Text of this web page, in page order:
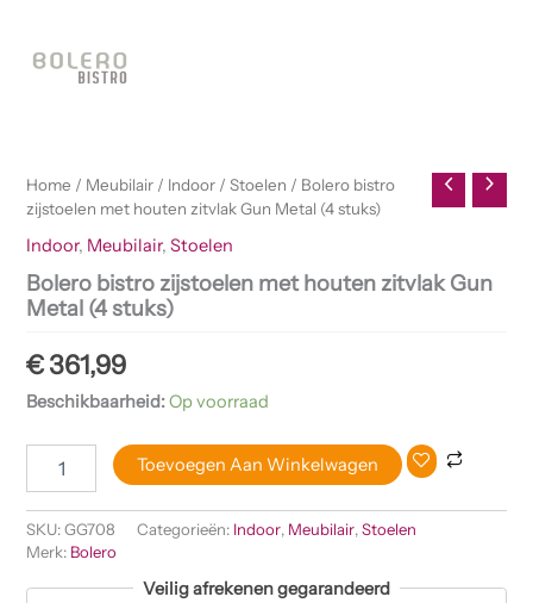
Home / Meubilair / Indoor /Stoelen / Bolero bistro
zijstoelen met houten zitvlak Gun Metal (4 stuks)
Indoor, Meubilair,Stoelen
Bolero bistro zijstoelen met houten zitvlak Gun
Metal (4 stuks)
€361,99
Beschikbaarheid:Op voorraad
Toevoegen Aan Winkelwagen
SKU:GG708 Categorieën: Indoor, Meubilair,Stoelen
Merk: Bolero
Veilig afrekenen gegarandeerd